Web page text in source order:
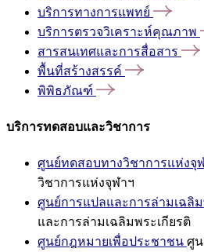
บริการทางการแพทย์
บริการตรวจวิเคราะห์คุณภาพ
สารสนเทศและการสื่อสาร
พื้นที่สร้างสรรค์
พิพิธภัณฑ์
บริการทดสอบและวิชาการ
ศูนย์ทดสอบทางวิชาการแห่งจุ
วิชาการแห่งจุฬาฯ
ศูนย์การแปลและการล่ามเฉลิม
และการล่ามเฉลิมพระเกียรติ
ศูนย์กฎหมายเพื่อประชาชน ศู